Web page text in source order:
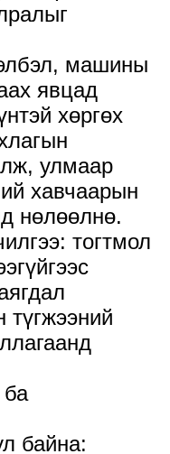
машины
явцад
хөргөх
улмаар
хавчаарын
нөлөөлнө.
тогтмол
түгжээний
байна: